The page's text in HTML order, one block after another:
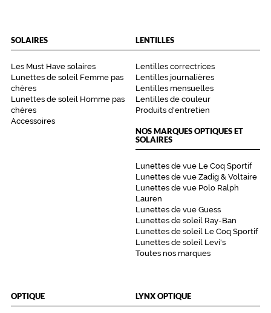
SOLAIRES
Les Must Have solaires
Lunettes de soleil Femme pas
chères
Lunettes de soleil Homme pas
chères
Accessoires
LENTILLES
Lentilles correctrices
Lentilles journalières
Lentilles mensuelles
Lentilles de couleur
Produits d'entretien
NOS MARQUES OPTIQUES ET
SOLAIRES
Lunettes de vue Le Coq Sportif
Lunettes de vue Zadig & Voltaire
Lunettes de vue Polo Ralph
Lauren
Lunettes de vue Guess
Lunettes de soleil Ray-Ban
Lunettes de soleil Le Coq Sportif
Lunettes de soleil Levi's
Toutes nos marques
OPTIQUE LYNX OPTIQUE